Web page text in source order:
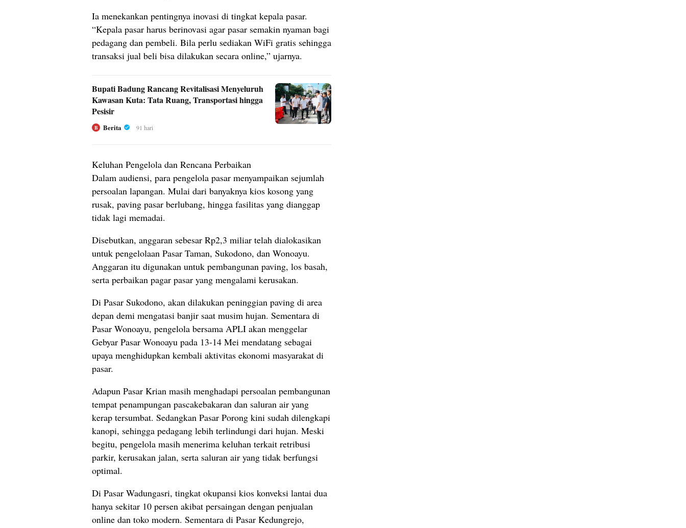
Ia menekankan pentingnya inovasi di tingkat kepala pasar.
“Kepala pasar harus berinovasi agar pasar semakin nyaman bagi
pedagang dan pembeli. Bila perlu sediakan WiFi gratis sehingga
transaksi jual beli bisa dilakukan secara online,” ujarnya.
Bupati Badung Rancang Revitalisasi Menyeluruh
Kawasan Kuta: Tata Ruang, Transportasi hingga
Pesisir
B Berita 91 hari
Keluhan Pengelola dan Rencana Perbaikan
Dalam audiensi, para pengelola pasar menyampaikan sejumlah
persoalan lapangan. Mulai dari banyaknya kios kosong yang
rusak, paving pasar berlubang, hingga fasilitas yang dianggap
tidak lagi memadai.
Disebutkan, anggaran sebesar Rp2,3 miliar telah dialokasikan
untuk pengelolaan Pasar Taman, Sukodono, dan Wonoayu.
Anggaran itu digunakan untuk pembangunan paving, los basah,
serta perbaikan pagar pasar yang mengalami kerusakan.
Di Pasar Sukodono, akan dilakukan peninggian paving di area
depan demi mengatasi banjir saat musim hujan. Sementara di
Pasar Wonoayu, pengelola bersama APLI akan menggelar
Gebyar Pasar Wonoayu pada 13-14 Mei mendatang sebagai
upaya menghidupkan kembali aktivitas ekonomi masyarakat di
pasar.
Adapun Pasar Krian masih menghadapi persoalan pembangunan
tempat penampungan pascakebakaran dan saluran air yang
kerap tersumbat. Sedangkan Pasar Porong kini sudah dilengkapi
kanopi, sehingga pedagang lebih terlindungi dari hujan. Meski
begitu, pengelola masih menerima keluhan terkait retribusi
parkir, kerusakan jalan, serta saluran air yang tidak berfungsi
optimal.
Di Pasar Wadungasri, tingkat okupansi kios konveksi lantai dua
hanya sekitar 10 persen akibat persaingan dengan penjualan
online dan toko modern. Sementara di Pasar Kedungrejo,